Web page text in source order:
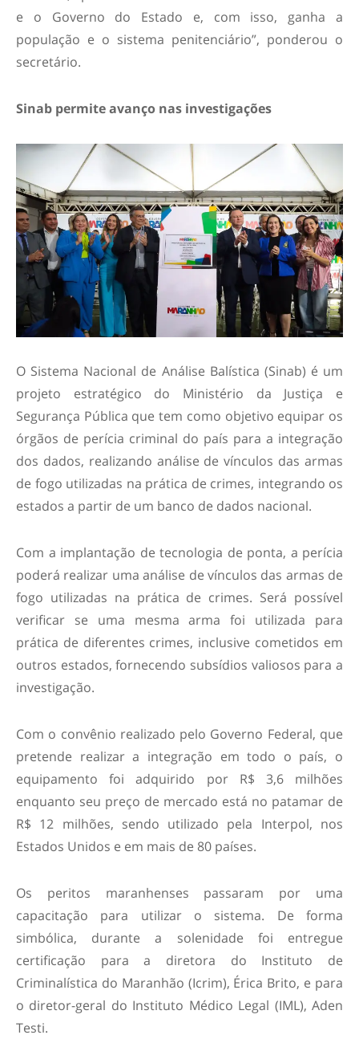
e o Governo do Estado e, com isso, ganha a
população e o sistema penitenciário”, ponderou o
secretário.
Sinab permite avanço nas investigações
O Sistema Nacional de Análise Balística (Sinab) é um
projeto estratégico do Ministério da Justiça e
Segurança Pública que tem como objetivo equipar os
órgãos de perícia criminal do país para a integração
dos dados, realizando análise de vínculos das armas
de fogo utilizadas na prática de crimes, integrando os
estados a partir de um banco de dados nacional.
Com a implantação de tecnologia de ponta, a perícia
poderá realizar uma análise de vínculos das armas de
fogo utilizadas na prática de crimes. Será possível
verificar se uma mesma arma foi utilizada para
prática de diferentes crimes, inclusive cometidos em
outros estados, fornecendo subsídios valiosos para a
investigação.
Com o convênio realizado pelo Governo Federal, que
pretende realizar a integração em todo o país, o
equipamento foi adquirido por R$ 3,6 milhões
enquanto seu preço de mercado está no patamar de
R$ 12 milhões, sendo utilizado pela Interpol, nos
Estados Unidos e em mais de 80 países.
Os peritos maranhenses passaram por uma
capacitação para utilizar o sistema. De forma
simbólica, durante a solenidade foi entregue
certificação para a diretora do Instituto de
Criminalística do Maranhão (Icrim), Érica Brito, e para
o diretor-geral do Instituto Médico Legal (IML), Aden
Testi.